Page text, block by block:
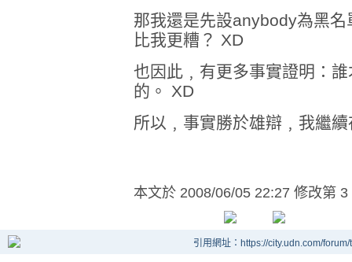
那我還是先設anybody為黑
比我更糟？ XD
也因此﹐有更多事實證明：
的。 XD
所以﹐事實勝於雄辯﹐我繼
本文於 2008/06/05 22:27 修改第 3
引用網址：https://city.udn.com/